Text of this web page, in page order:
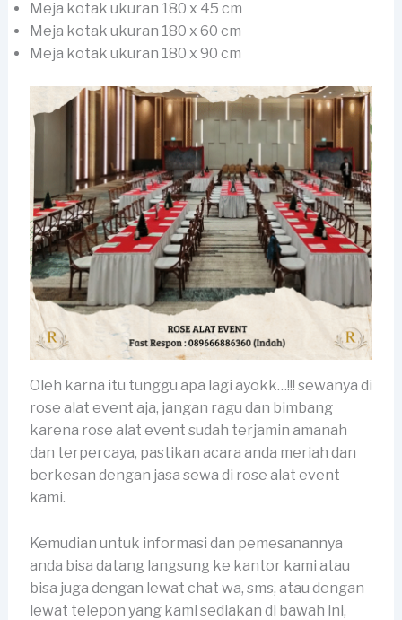
Meja kotak ukuran 180 x 45 cm
Meja kotak ukuran 180 x 60 cm
Meja kotak ukuran 180 x 90 cm
Oleh karna itu tunggu apa lagi ayokk…!!! sewanya di
rose alat event aja, jangan ragu dan bimbang
karena rose alat event sudah terjamin amanah
dan terpercaya, pastikan acara anda meriah dan
berkesan dengan jasa sewa di rose alat event
kami.
Kemudian untuk informasi dan pemesanannya
anda bisa datang langsung ke kantor kami atau
bisa juga dengan lewat chat wa, sms, atau dengan
lewat telepon yang kami sediakan di bawah ini,